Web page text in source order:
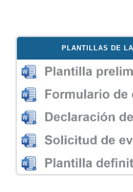
PLANTILLAS DE